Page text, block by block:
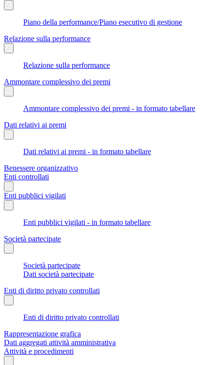
Piano della performance/Piano esecutivo di gestione
Relazione sulla performance
Relazione sulla performance
Ammontare complessivo dei premi
Ammontare complessivo dei premi - in formato tabellare
Dati relativi ai premi
Dati relativi ai premi - in formato tabellare
Benessere organizzativo
Enti controllati
Enti pubblici vigilati
Enti pubblici vigilati - in formato tabellare
Società partecipate
Società partecipate
Dati società partecipate
Enti di diritto privato controllati
Enti di diritto privato controllati
Rappresentazione grafica
Dati aggregati attività amministrativa
Attività e procedimenti